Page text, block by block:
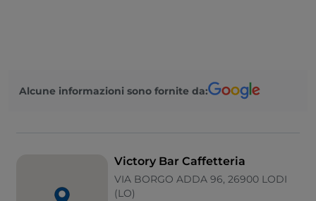
Visa
Alcune informazioni sono fornite da:
Victory Bar Caffetteria
VIA BORGO ADDA 96, 26900 LODI
(LO)